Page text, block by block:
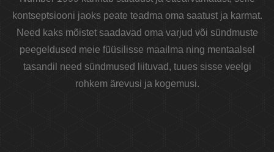
kontseptsiooni jaoks peate teadma oma saatust ja karmat.
Need kaks mõistet saadavad oma varjud või sündmuste
peegeldused meie füüsilisse maailma ning mentaalsel
tasandil need sündmused liituvad, tuues sisse veelgi
rohkem ärevusi ja kogemusi.